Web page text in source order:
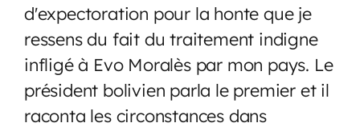
d'expectoration pour la honte que je
ressens du fait du traitement indigne
infligé à Evo Moralès par mon pays. Le
président bolivien parla le premier et il
raconta les circonstances dans